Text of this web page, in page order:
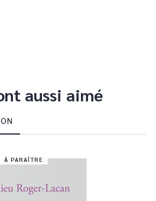
aussi aimé
À PARAÎTRE